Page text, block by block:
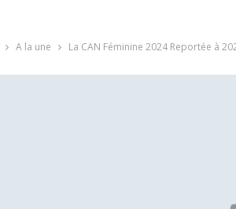
A la une La CAN Féminine 2024 Reportée à